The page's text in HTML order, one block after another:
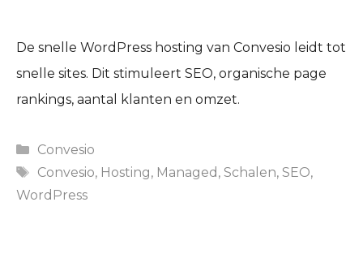
De snelle WordPress hosting van Convesio leidt tot
snelle sites. Dit stimuleert SEO, organische page
rankings, aantal klanten en omzet.
Categories
Convesio
Tags
Convesio, Hosting, Managed , Schalen, SEO,
WordPress